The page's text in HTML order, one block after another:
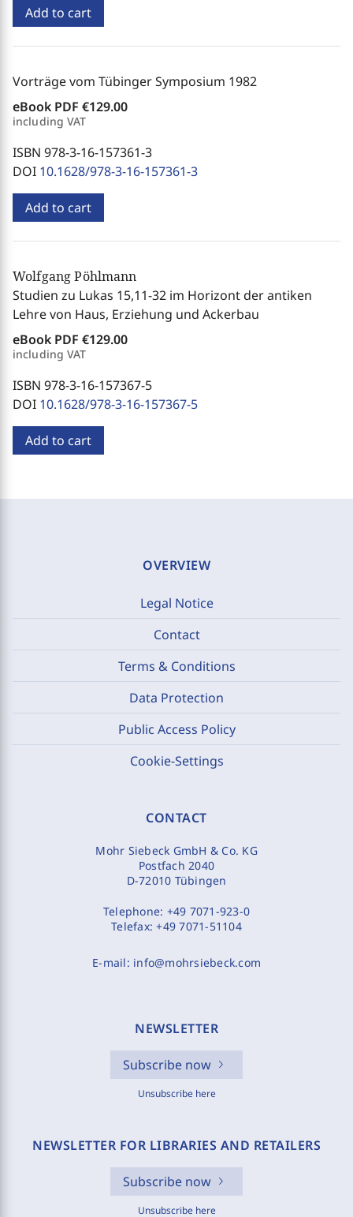
Add to cart
Vorträge vom Tübinger Symposium 1982
eBook PDF €129.00
including VAT
ISBN 978-3-16-157361-3
DOI 10.1628/978-3-16-157361-3
Add to cart
Wolfgang Pöhlmann
Studien zu Lukas 15,11-32 im Horizont der antiken
Lehre von Haus, Erziehung und Ackerbau
eBook PDF €129.00
including VAT
ISBN 978-3-16-157367-5
DOI 10.1628/978-3-16-157367-5
Add to cart
OVERVIEW
Legal Notice
Contact
Terms & Conditions
Data Protection
Public Access Policy
Cookie-Settings
CONTACT
Mohr Siebeck GmbH & Co. KG
Postfach 2040
D-72010 Tübingen
Telephone: +49 7071-923-0
Telefax:+49 7071-51104
E-mail: info@mohrsiebeck.com
NEWSLETTER
Subscribe now
Unsubscribe here
NEWSLETTER FOR LIBRARIES AND RETAILERS
Subscribe now
Unsubscribe here